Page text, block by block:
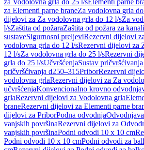
za Vodolovna grla do 25 l/sElementi parne
za Elementi parne braneZa vodolovna grla
dijelovi za Za vodolovna grla do 12 l/sZa
l/sZaštita od požaraZaštita od požara za
sustaveSigurnosni preljeviRezervni dijelovi
vodolovna grla do 12 l/sRezervni dijelovi za
12 l/sZa vodolovna grla do 25 l/sRezervni
grla do 25 l/sUčvršćenjaSustav
pričvršćivanja d250–315PriborRezervni
vodolovna grlaRezervni dijelovi za Za
učvršćenjaKonvencionalno krovno
grlaRezervni dijelovi za Vodolovna grla
braneRezervni dijelovi za Elementi parne
dijelovi za PriborPodna odvodnja
vanjskih površinaRezervni dijelovi za
vanjskih površinaPodni odvodi 10 x 10 cm
Podni odvodi 10 x 10 cmPodni odvodi za